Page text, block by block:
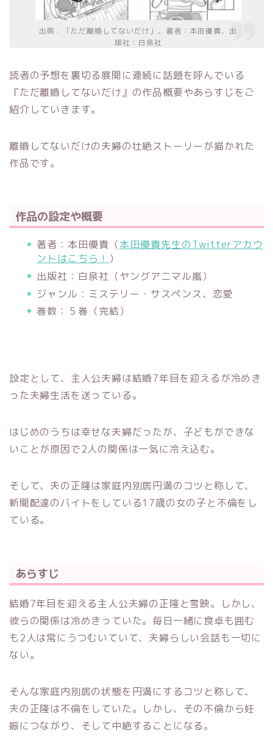
出典：「ただ離婚してないだけ」、著者：本田優貴、出
版社：白泉社
読者の予想を裏切る展開に連続に話題を呼んでいる
『ただ離婚してないだけ』の作品概要やあらすじをご
紹介していきます。
離婚してないだけの夫婦の壮絶ストーリーが描かれた
作品です。
作品の設定や概要
著者：本田優貴（本田優貴先生のTwitterアカウ
ントはこちら！ ）
出版社：白泉社（ヤングアニマル嵐）
ジャンル：ミステリー・サスペンス、恋愛
巻数：５巻（完結）
設定として、主人公夫婦は結婚7年目を迎えるが冷めき
った夫婦生活を送っている。
はじめのうちは幸せな夫婦だったが、子どもができな
いことが原因で2人の関係は一気に冷え込む。
そして、夫の正隆は家庭内別居円満のコツと称して、
新聞配達のバイトをしている17歳の女の子と不倫をし
ている。
あらすじ
結婚7年目を迎える主人公夫婦の正隆と雪映。しかし、
彼らの関係は冷めきっていた。毎日一緒に食卓も囲む
も2人は常にうつむいていて、夫婦らしい会話も一切に
ない。
そんな家庭内別居の状態を円満にするコツと称して、
夫の正隆は不倫をしていた。しかし、その不倫から妊
娠につながり、そして中絶することになる。